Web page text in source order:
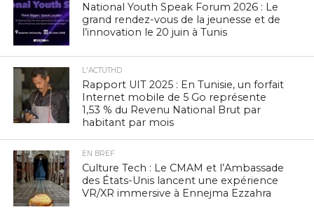
National Youth Speak Forum 2026 : Le
grand rendez-vous de la jeunesse et de
l’innovation le 20 juin à Tunis
L'ACTUTHD
Rapport UIT 2025 : En Tunisie, un forfait
Internet mobile de 5 Go représente
1,53 % du Revenu National Brut par
habitant par mois
EN BREF
Culture Tech : Le CMAM et l’Ambassade
des États-Unis lancent une expérience
VR/XR immersive à Ennejma Ezzahra